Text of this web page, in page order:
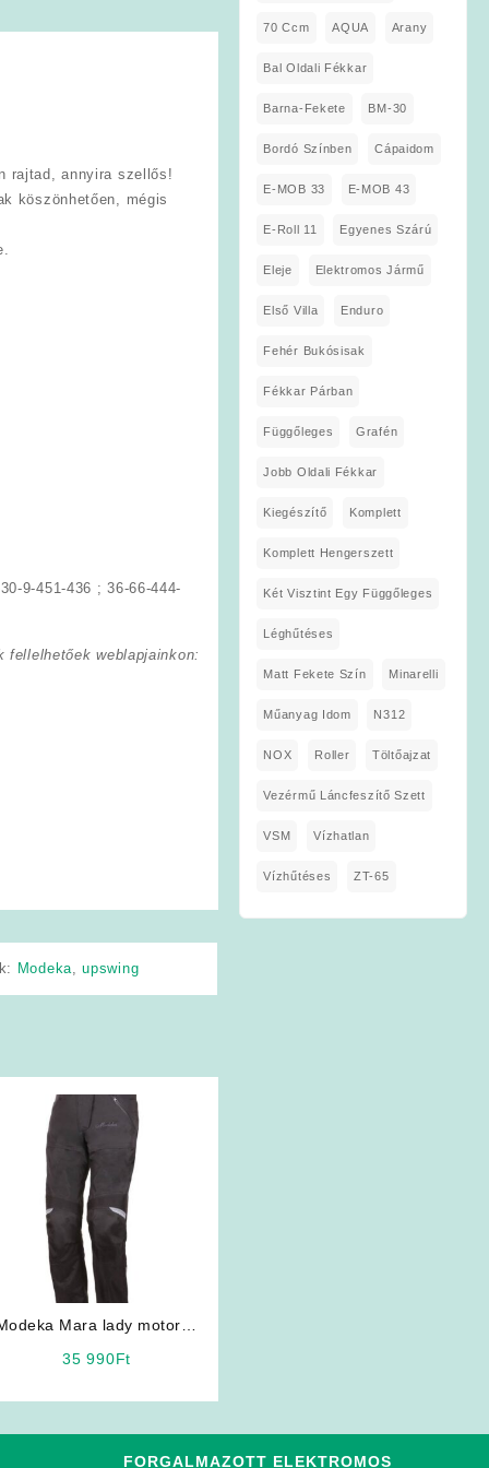
rajtad, annyira szellős!
köszönhetően, mégis
9-451-436 ; 36-66-444-
weblapjainkon:
Modeka,upswing
Mara lady motoros
35 990Ft
70 Ccm AQUA Arany
Bal Oldali Fékkar
Barna-Fekete BM-30
Bordó Színben Cápaidom
E-MOB 33 E-MOB 43
E-Roll 11 Egyenes Szárú
Eleje Elektromos Jármű
Első Villa Enduro
Fehér Bukósisak
Fékkar Párban
Függőleges Grafén
Jobb Oldali Fékkar
Kiegészítő Komplett
Komplett Hengerszett
Két Visztint Egy Függőleges
Léghűtéses
Matt Fekete Szín Minarelli
Műanyag Idom N312
NOX Roller Töltőajzat
Vezérmű Láncfeszítő Szett
VSM Vízhatlan
Vízhűtéses ZT-65
FORGALMAZOTT ELEKTROMOS